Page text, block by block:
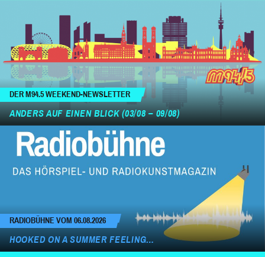
DER M94.5 WEEKEND-NEWSLETTER
ANDERS AUF EINEN BLICK (03/08 – 09/08)
RADIOBÜHNE VOM 06.08.2026
HOOKED ON A SUMMER FEELING…